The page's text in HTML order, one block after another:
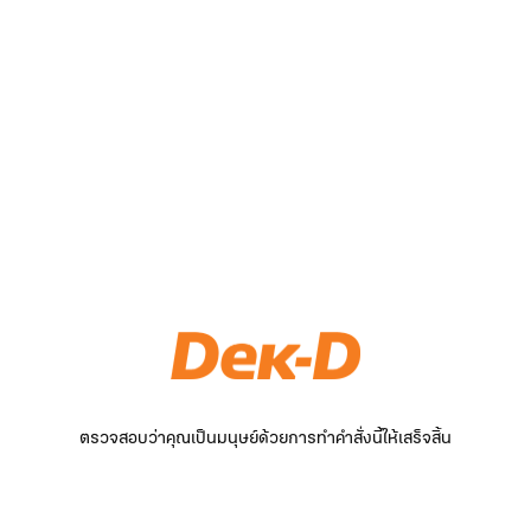
ตรวจสอบว่าคุณเป็นมนุษย์ด้วยการทำคำสั่งนี้ให้เสร็จสิ้น